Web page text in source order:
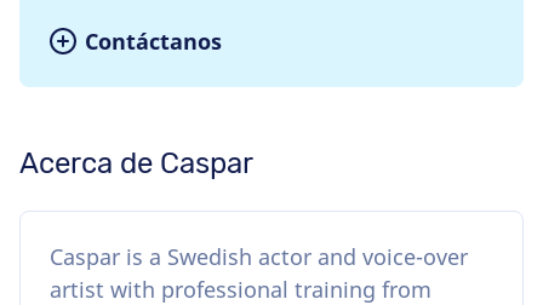
Contáctanos
Acerca de Caspar
Caspar is a Swedish actor and voice-over
artist with professional training from